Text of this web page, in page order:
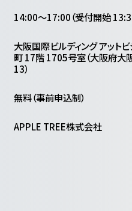
14:00〜17:00（受付開始
大阪国際ビルディング アット
町 17階 1705号室（大阪府
13）
無料（事前申込制）
APPLE TREE株式会社